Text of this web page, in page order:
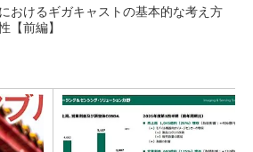
おけるギガキャストの基本的な考え方
【前編】